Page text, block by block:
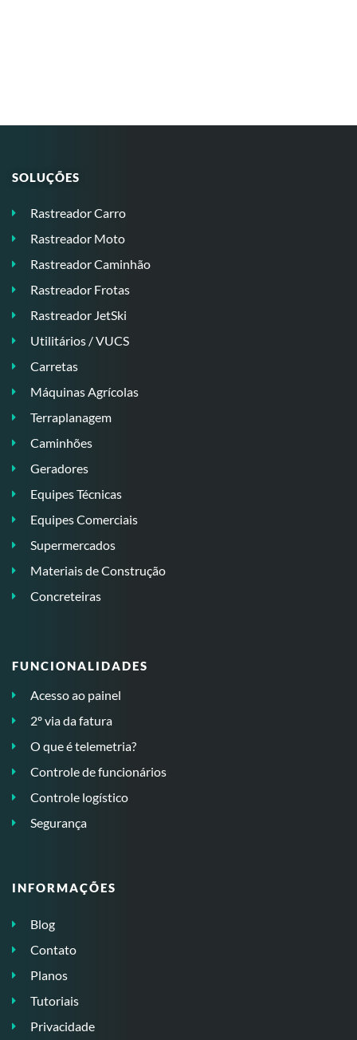
SOLUÇÕES
Rastreador Carro
Rastreador Moto
Rastreador Caminhão
Rastreador Frotas
Rastreador JetSki
Utilitários / VUCS
Carretas
Máquinas Agrícolas
Terraplanagem
Caminhões
Geradores
Equipes Técnicas
Equipes Comerciais
Supermercados
Materiais de Construção
Concreteiras
FUNCIONALIDADES
Acesso ao painel
2º via da fatura
O que é telemetria?
Controle de funcionários
Controle logístico
Segurança
INFORMAÇÕES
Blog
Contato
Planos
Tutoriais
Privacidade